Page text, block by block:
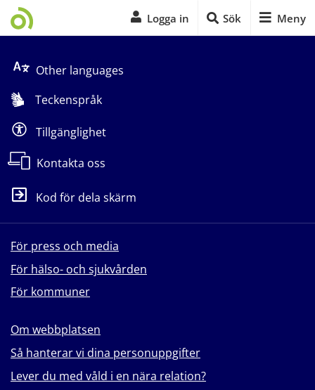
Logga in Sök Meny
Other languages
Teckenspråk
Tillgänglighet
Kontakta oss
Kod för dela skärm
För press och media
För hälso- och sjukvården
För kommuner
Om webbplatsen
Så hanterar vi dina personuppgifter
Lever du med våld i en nära relation?